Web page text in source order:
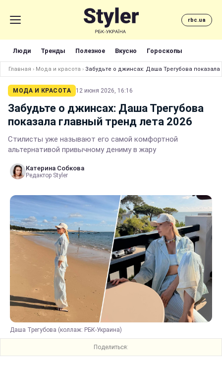
rbc.ua
Люди Тренды Полезное Вкусно Гороскопы
Главная › Мода и красота › Забудьте о джинсах: Даша Трегубова показала
МОДА И КРАСОТА 12 июня 2026, 16:16
Забудьте о джинсах: Даша Трегубова
показала главный тренд лета 2026
Стилисты уже называют его самой комфортной
альтернативой привычному дениму в жару
Катерина Собкова
Редактор Styler
Даша Трегубова (коллаж: РБК-Украина)
Поделиться: